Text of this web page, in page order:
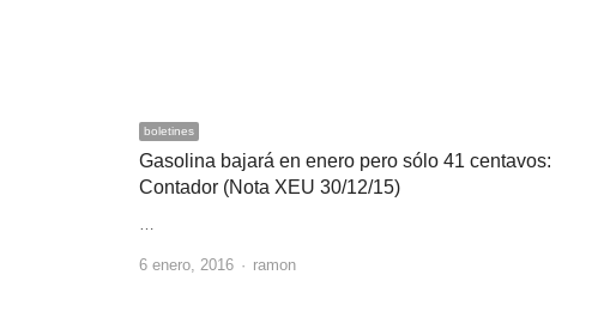
boletines
Gasolina bajará en enero pero sólo 41 centavos:
Contador (Nota XEU 30/12/15)
6 enero, 2016 Author
ramon